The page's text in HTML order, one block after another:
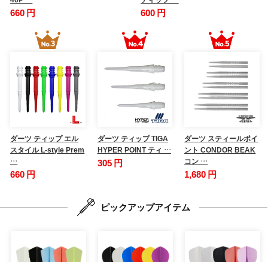
660 円 600 円
ダーツ ティップ エル
スタイル L-style Prem
…
660 円
ダーツ ティップ TIGA
HYPER POINT ティ …
305 円
ダーツ スティールポイ
ント CONDOR BEAK
コン …
1,680 円
ピックアップアイテム